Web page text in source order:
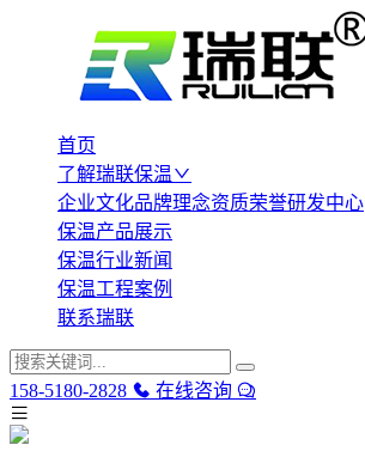
首页
了解瑞联保温
企业文化品牌理念资质荣誉研发中心
保温产品展示
保温行业新闻
保温工程案例
联系瑞联
158-5180-2828 在线咨询